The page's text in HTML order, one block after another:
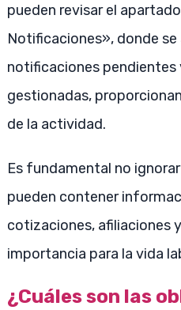
pueden revisar el
Notificaciones», donde
notificaciones pendientes
gestionadas,
de la actividad.
Es fundamental no
pueden contener
cotizaciones, afiliaciones
importancia para la vida
¿Cuáles son las